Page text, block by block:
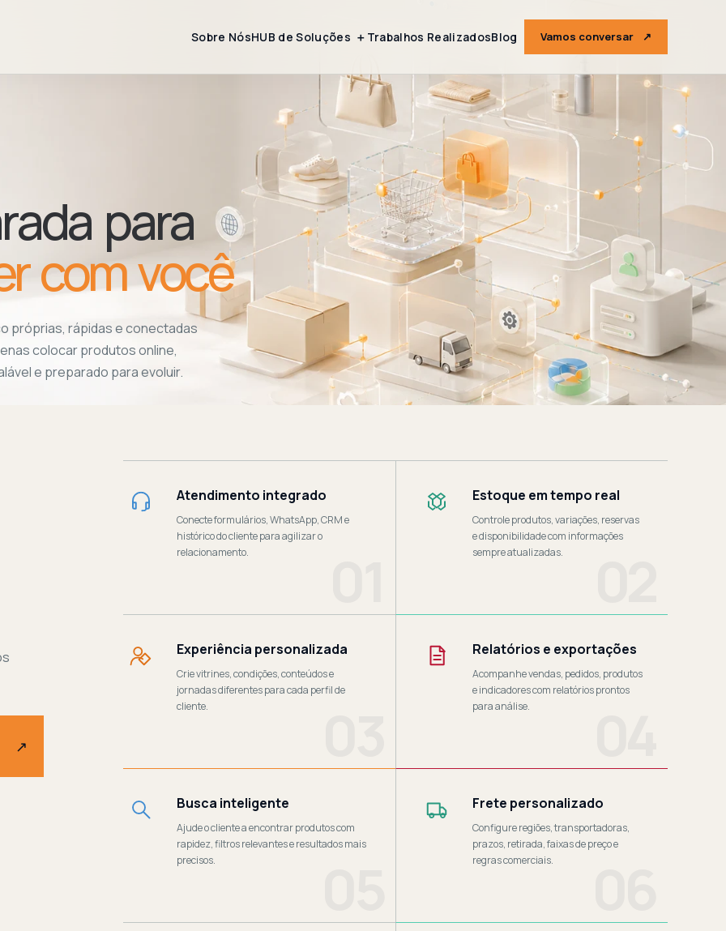
Sobre NósHUB de Soluções ＋ Trabalhos RealizadosBlog Vamos conversar ↗
para
com você
próprias, rápidas e conectadas
colocar produtos online,
e preparado para evoluir.
↗
Atendimento integrado
Conecte formulários, WhatsApp, CRM e
histórico do cliente para agilizar o
relacionamento.
Estoque em tempo real
Controle produtos, variações, reservas
e disponibilidade com informações
sempre atualizadas.
Experiência personalizada
Crie vitrines, condições, conteúdos e
jornadas diferentes para cada perfil de
cliente.
Relatórios e exportações
Acompanhe vendas, pedidos, produtos
e indicadores com relatórios prontos
para análise.
Busca inteligente
Ajude o cliente a encontrar produtos com
rapidez, filtros relevantes e resultados mais
precisos.
Frete personalizado
Configure regiões, transportadoras,
prazos, retirada, faixas de preço e
regras comerciais.